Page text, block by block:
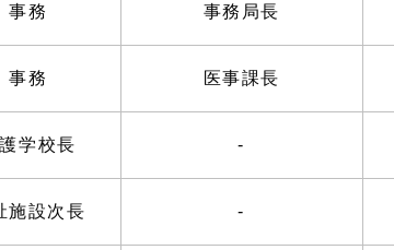
事務 事務局長
事務 医事課長
学校長 -
施設次長 -